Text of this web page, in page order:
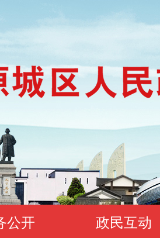
公开 政民互动